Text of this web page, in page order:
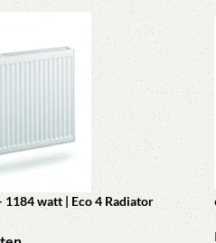
1184 watt | Eco 4 Radiator